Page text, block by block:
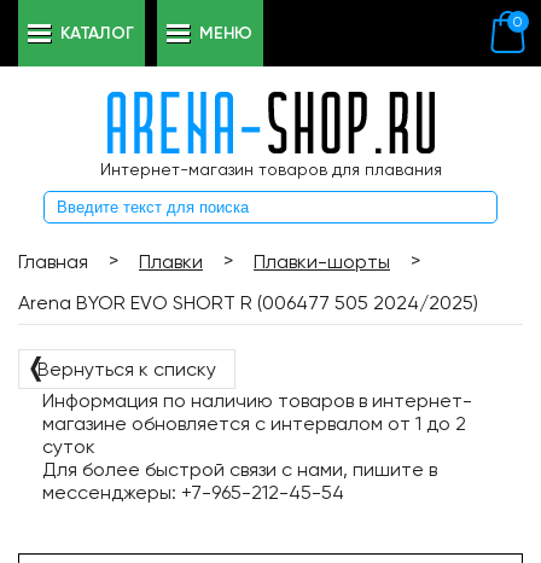
Интернет-магазин товаров для плавания
0
КАТАЛОГ МЕНЮ
Главная > Плавки > Плавки-шорты
>
Arena BYOR EVO SHORT R (006477 505 2024/2025)
❬Вернуться к списку
Информация по наличию товаров в интернет-
магазине обновляется с интервалом от 1 до 2
суток
Для более быстрой связи с нами, пишите в
мессенджеры: +7-965-212-45-54